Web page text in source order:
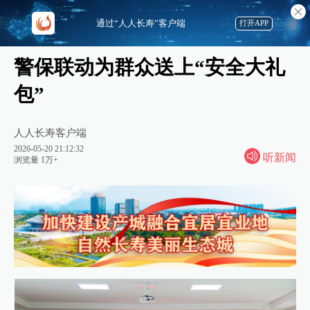
警保联动为群众送上“安全大礼
包”
人人长寿客户端
2026-05-20 21:12:32
浏览量 1万+
听新闻
通过“人人长寿”客户端 打开APP